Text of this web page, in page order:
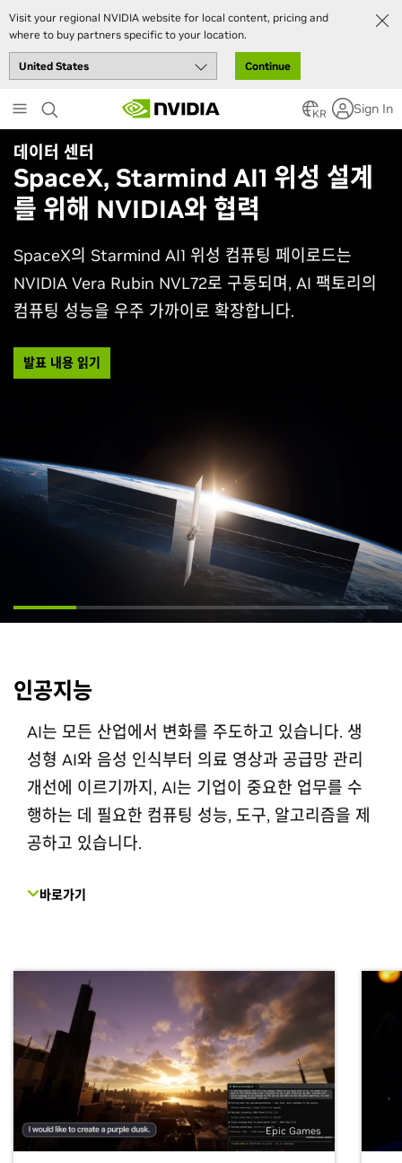
Visit your regional NVIDIA website for local content, pricing and
where to buy partners specific to your location.
Continue
to
main
content
KR Sign In
왜 AI 에이전트는 하나 이상의 모델
이 필요한가
최신 프론티어 모델과 오픈 모델이 실제 서비스 환경에
서 어떻게 함께 동작하면서, 정확도·효율성·맞춤화·통제
성 사이의 균형을 맞추는지 확인해 보세요.
인공지능
AI는 모든 산업에서 변화를 주도하고 있습니다. 생
성형 AI와 음성 인식부터 의료 영상과 공급망 관리
개선에 이르기까지, AI는 기업이 중요한 업무를 수
행하는 데 필요한 컴퓨팅 성능, 도구, 알고리즘을 제
공하고 있습니다.
바로가기
Epic Games